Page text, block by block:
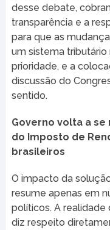
desse debate,
transparência e a
para que as
um sistema
prioridade, e a
discussão do
sentido.
Governo volta a
do Imposto de
brasileiros
O impacto da
resume apenas em
políticos. A realidade
diz respeito